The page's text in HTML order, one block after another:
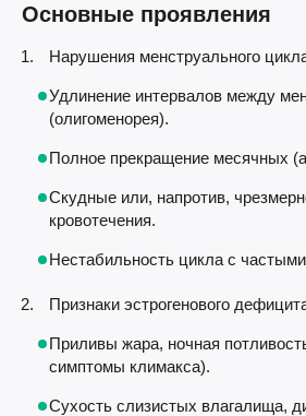
Основные проявления
Нарушения менструального
Удлинение интервалов между
(олигоменорея).
Полное прекращение месячных
Скудные или, напротив,
кровотечения.
Нестабильность цикла с
Признаки эстрогенового
Приливы жара, ночная
симптомы климакса).
Сухость слизистых влагалища,